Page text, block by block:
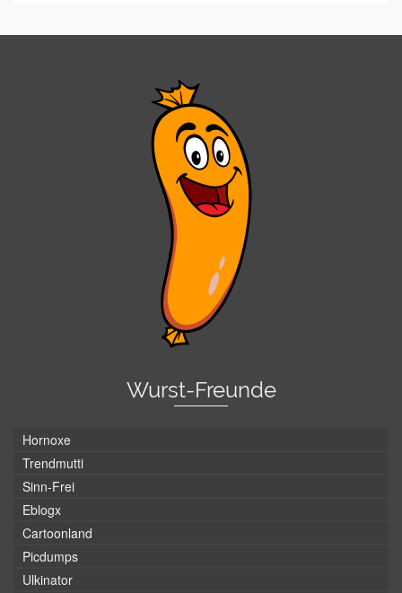
Wurst-Freunde
Hornoxe
Trendmutti
Sinn-Frei
Eblogx
Cartoonland
Picdumps
Ulkinator